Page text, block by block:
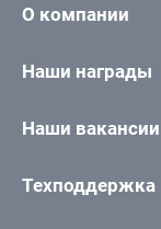
О компании
Наши награды
Наши вакансии
Техподдержка